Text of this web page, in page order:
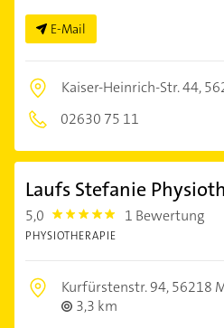
E-Mail
Kaiser-Heinrich-Str. 44,
02630 75 11
Laufs Stefanie
5,0 5.0 1 Bewertung
PHYSIOTHERAPIE
Kurfürstenstr. 94,56218
3,3 km